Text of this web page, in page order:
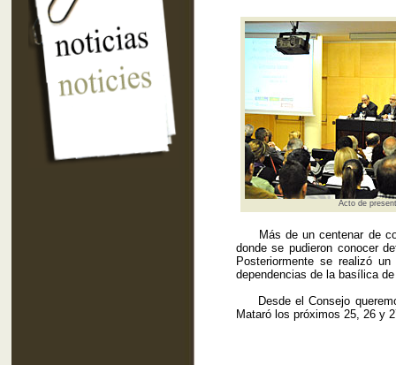
Acto de
Más de un centenar de
donde se pudieron conocer
Posteriormente se realizó
dependencias de la basílica
Desde el Consejo
Mataró los próximos 25, 26 y